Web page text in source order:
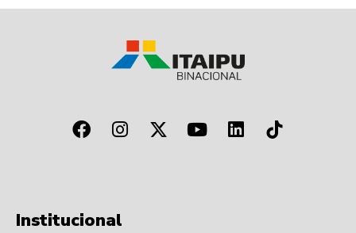
Institucional